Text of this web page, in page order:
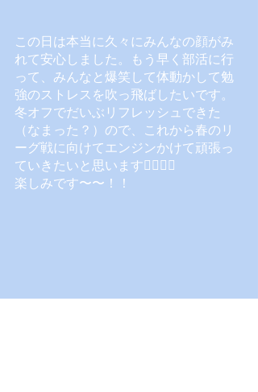
この日は本当に久々にみんなの顔がみ
れて安心しました。もう早く部活に行
って、みんなと爆笑して体動かして勉
強のストレスを吹っ飛ばしたいです。
冬オフでだいぶリフレッシュできた
（なまった？）ので、これから春のリ
ーグ戦に向けてエンジンかけて頑張っ
ていきたいと思います❤️‍🔥❤️‍🔥
楽しみです〜〜！！